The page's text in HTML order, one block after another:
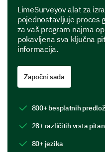
Did you face any
Yes
Now, we would like to
you think we can
service.
LimeSurveyov alat za
pojednostavljuje proces
za vaš program najma
pokavljena sva ključna
informacija.
Započni sada
800+ besplatnih
28+ različitih vrsta
80+ jezika